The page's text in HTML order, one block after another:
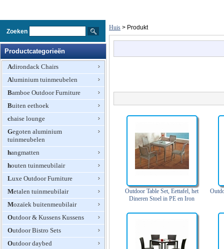
Zoeken
Productcategorieën
Adirondack Chairs
Aluminium tuinmeubelen
Bamboe Outdoor Furniture
Buiten eethoek
chaise lounge
Gegoten aluminium
tuinmeubelen
hangmatten
houten tuinmeubilair
Luxe Outdoor Furniture
Metalen tuinmeubilair
Mozaïek buitenmeubilair
Outdoor & Kussens Kussens
Outdoor Bistro Sets
Outdoor daybed
Huis > Produkt
Outdoor Table Set, Eettafel, het
Dineren Stoel in PE en Iron